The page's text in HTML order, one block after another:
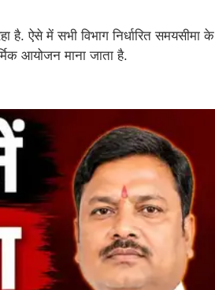
ऐसे में सभी विभाग निर्धारित समयसीमा के
आयोजन माना जाता है.